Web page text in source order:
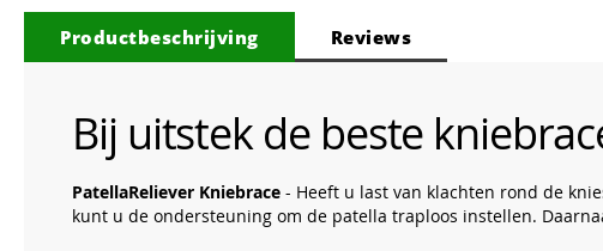
de
afbeeldingen-
gallerij
Productbeschrijving
Bij uitstek de beste
PatellaReliever Kniebrace - Heeft u last van klachten rond de
kunt u de ondersteuning om de patella traploos instellen.
Reviews